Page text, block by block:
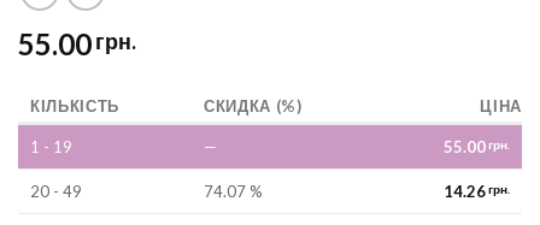
55.00грн.
КІЛЬКІСТЬ СКИДКА (%) ЦІНА
1 - 19 — 55.00грн.
20 - 49 74.07 % 14.26грн.